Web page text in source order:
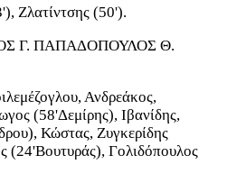
Ζλατίντσης (50').
Γ. ΠΑΠΑΔΟΠΟΥΛΟΣ Θ.
Ανδρεάκος,
(58'Δεμίρης), Ιβανίδης,
Κώστας, Ζυγκερίδης
(24'Βουτυράς), Γολιδόπουλος